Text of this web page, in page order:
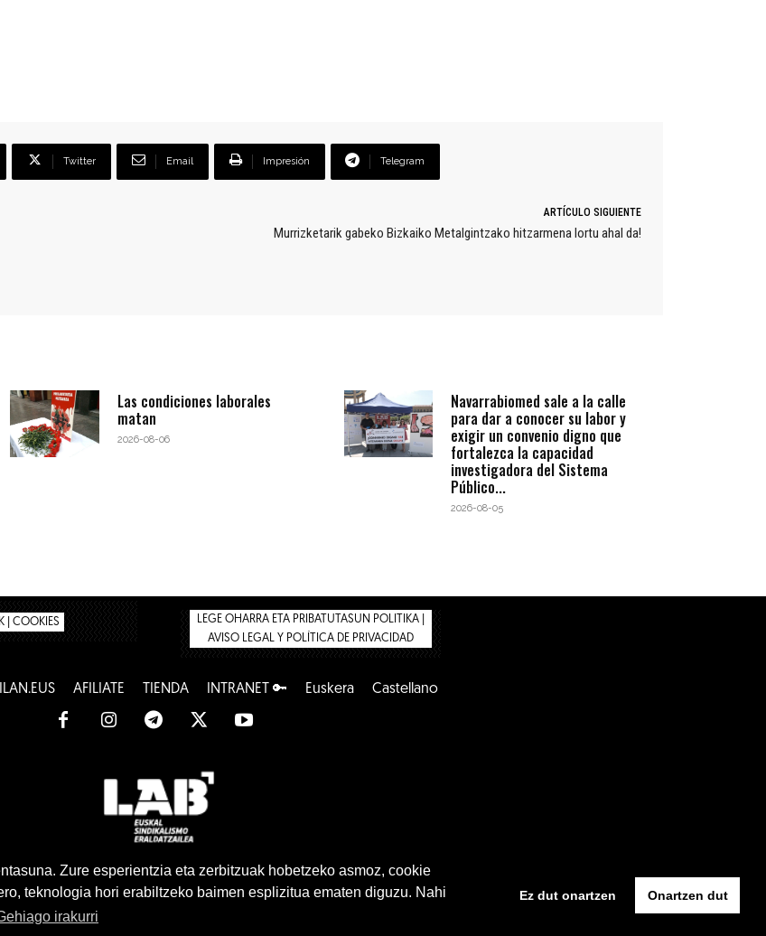
Twitter Email Impresión Telegram
ARTÍCULO SIGUIENTE
Murrizketarik gabeko Bizkaiko Metalgintzako hitzarmena lortu ahal da!
Las condiciones laborales
matan
2026-08-06
Navarrabiomed sale a la calle
para dar a conocer su labor y
exigir un convenio digno que
fortalezca la capacidad
investigadora del Sistema
Público...
2026-08-05
| COOKIES
LEGE OHARRA ETA PRIBATUTASUN POLITIKA |
AVISO LEGAL Y POLÍTICA DE PRIVACIDAD
AFÍLIATE TIENDA INTRANET 🔑 Euskera Castellano
www.lab.eus
Euskera Castellano
Zure esperientzia eta zerbitzuak hobetzeko asmoz, cookie
teknologia hori erabiltzeko baimen esplizitua ematen diguzu. Nahi
irakurri
Ez dut onartzen Onartzen dut